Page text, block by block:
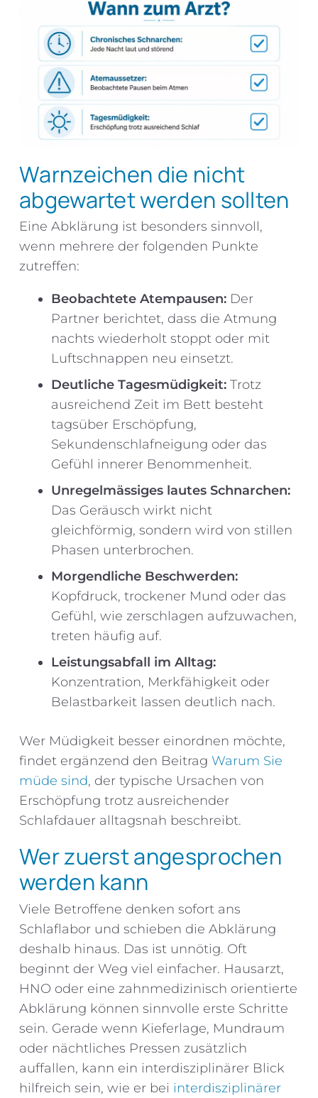
Warnzeichen die nicht
abgewartet werden sollten
Eine Abklärung ist besonders sinnvoll,
wenn mehrere der folgenden Punkte
zutreffen:
Beobachtete Atempausen: Der
Partner berichtet, dass die Atmung
nachts wiederholt stoppt oder mit
Luftschnappen neu einsetzt.
Deutliche Tagesmüdigkeit: Trotz
ausreichend Zeit im Bett besteht
tagsüber Erschöpfung,
Sekundenschlafneigung oder das
Gefühl innerer Benommenheit.
Unregelmässiges lautes Schnarchen:
Das Geräusch wirkt nicht
gleichförmig, sondern wird von stillen
Phasen unterbrochen.
Morgendliche Beschwerden:
Kopfdruck, trockener Mund oder das
Gefühl, wie zerschlagen aufzuwachen,
treten häufig auf.
Leistungsabfall im Alltag:
Konzentration, Merkfähigkeit oder
Belastbarkeit lassen deutlich nach.
Wer Müdigkeit besser einordnen möchte,
findet ergänzend den Beitrag Warum Sie
müde sind, der typische Ursachen von
Erschöpfung trotz ausreichender
Schlafdauer alltagsnah beschreibt.
Wer zuerst angesprochen
werden kann
Viele Betroffene denken sofort ans
Schlaflabor und schieben die Abklärung
deshalb hinaus. Das ist unnötig. Oft
beginnt der Weg viel einfacher. Hausarzt,
HNO oder eine zahnmedizinisch orientierte
Abklärung können sinnvolle erste Schritte
sein. Gerade wenn Kieferlage, Mundraum
oder nächtliches Pressen zusätzlich
auffallen, kann ein interdisziplinärer Blick
hilfreich sein, wie er bei interdisziplinärer